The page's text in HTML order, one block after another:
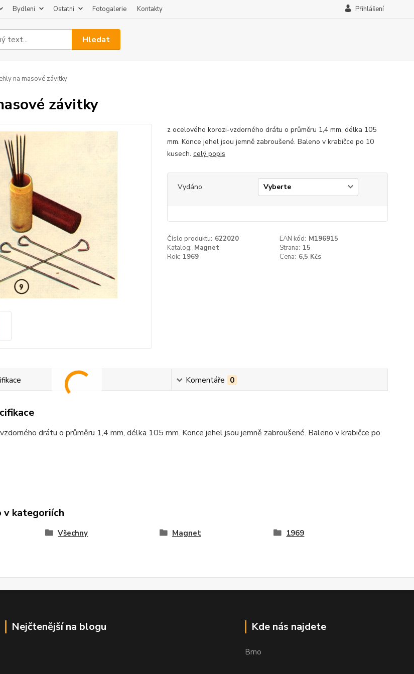
Bydleni Ostatni Fotogalerie Kontakty Přihlášení
Hledat
na masové závitky
závitky
z ocelového korozi-vzdorného drátu o průměru 1,4 mm, délka 105
mm. Konce jehel jsou jemně zabroušené. Baleno v krabičce po 10
kusech. celý popis
Vydáno
Číslo produktu: 622020 EAN kód: M196915
Katalog: Magnet Strana: 15
Rok: 1969 Cena: 6,5 Kčs
Komentáře 0
drátu o průměru 1,4 mm, délka 105 mm. Konce jehel jsou jemně zabroušené. Baleno v krabičce po
v kategoriích
Všechny Magnet 1969
Nejčtenější na blogu Kde nás najdete
Brno